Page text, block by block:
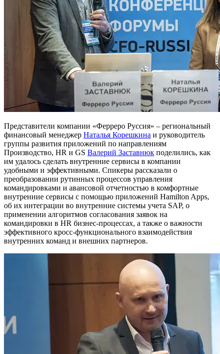
Представители компании «Ферреро Руссия» – региональный
финансовый менеджер Наталья Корешкина и руководитель
группы развития приложений по направлениям
Производство, HR и GS Валерий Заставнюк поделились, как
им удалось сделать внутренние сервисы в компании
удобными и эффективными. Спикеры рассказали о
преобразовании рутинных процессов управления
командировками и авансовой отчетностью в комфортные
внутренние сервисы с помощью приложений Hamilton Apps,
об их интеграции во внутренние системы учета SAP, о
применении алгоритмов согласования заявок на
командировки в HR бизнес-процессах, а также о важности
эффективного кросс-функционального взаимодействия
внутренних команд и внешних партнеров.